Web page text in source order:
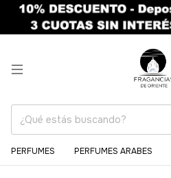
PERFUMES PERFUMES ARABES